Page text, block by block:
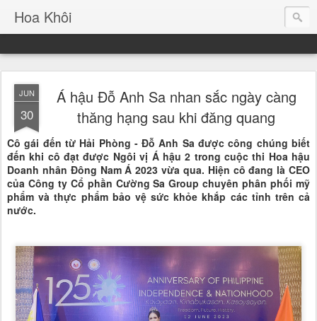
Hoa Khôi
JUN
30
Á hậu Đỗ Anh Sa nhan sắc ngày càng
thăng hạng sau khi đăng quang
Cô gái đến từ Hải Phòng - Đỗ Anh Sa được công chúng biết
đến khi cô đạt được Ngôi vị Á hậu 2 trong cuộc thi Hoa hậu
Doanh nhân Đông Nam Á 2023 vừa qua. Hiện cô đang là CEO
của Công ty Cổ phần Cường Sa Group chuyên phân phối mỹ
phẩm và thực phẩm bảo vệ sức khỏe khắp các tỉnh trên cả
nước.